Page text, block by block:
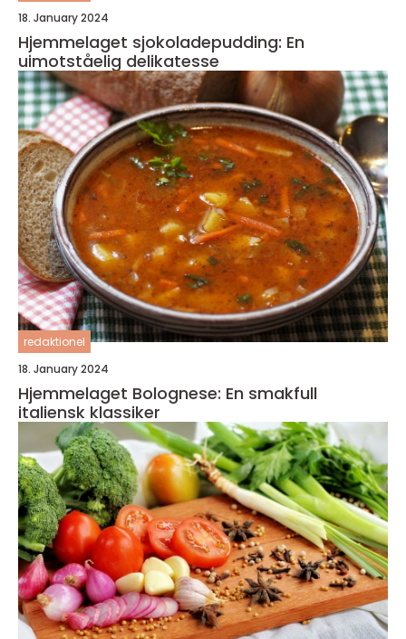
18. January 2024
Hjemmelaget sjokoladepudding: En
uimotståelig delikatesse
redaktionel
18. January 2024
Hjemmelaget Bolognese: En smakfull
italiensk klassiker